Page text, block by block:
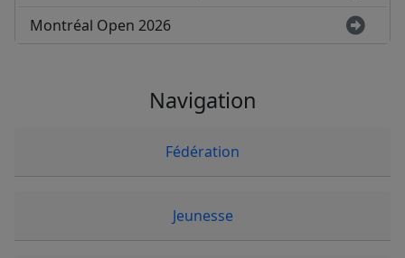
Montréal Open 2026
Navigation
Fédération
Jeunesse